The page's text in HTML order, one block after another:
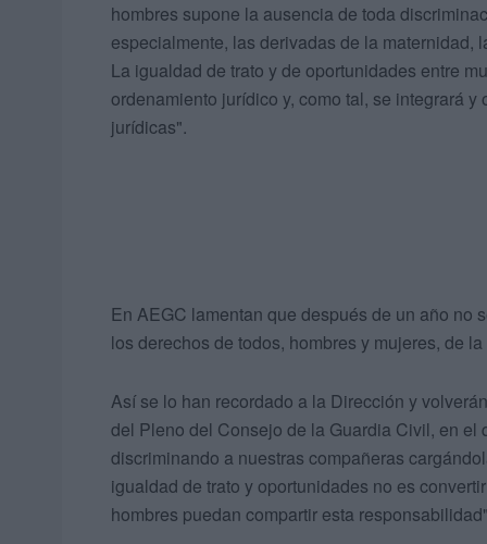
hombres supone la ausencia de toda
especialmente, las derivadas de la
La igualdad de trato y de oportunidades entre
ordenamiento jurídico y, como tal, se integrará
jurídicas".
En AEGC lamentan que después de un año no
los derechos de todos, hombres y mujeres, de la
Así se lo han recordado a la Dirección y
del Pleno del Consejo de la Guardia Civil, en el
discriminando a nuestras compañeras
igualdad de trato y oportunidades no es
hombres puedan compartir esta